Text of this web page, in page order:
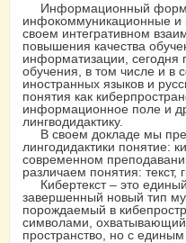
Информационный
инфокоммуникационные и
своем интегративном
повышения качества
информатизации, сегодня
обучения, в том числе и в
иностранных языков и
понятия как
информационное поле и
лингводидактику.
В своем докладе мы
лингодидактики понятие:
современном
различаем понятия: текст,
Кибертекст – это
завершенный новый тип
порождаемый в
символами,
пространство, но с